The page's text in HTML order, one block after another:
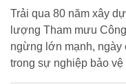
Trải qua 80 năm xây
lượng Tham mưu
ngừng lớn mạnh, ngày
trong sự nghiệp bảo